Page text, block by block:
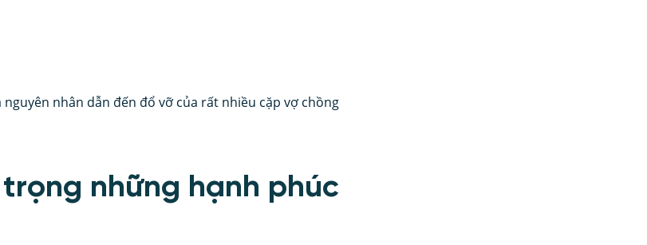
nhân dẫn đến đổ vỡ của rất nhiều cặp vợ chồng
những hạnh phúc